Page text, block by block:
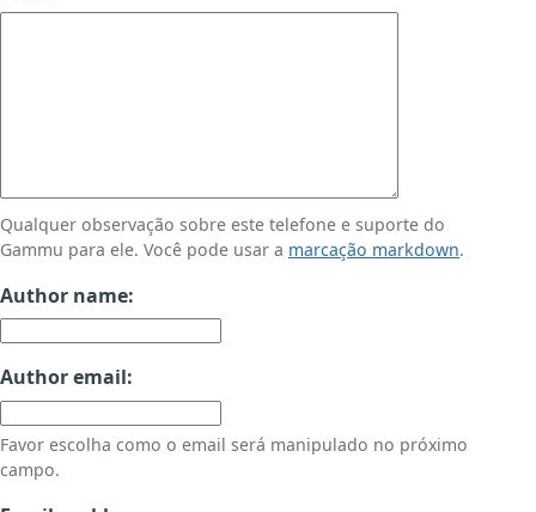
Qualquer observação sobre este telefone e suporte do
Gammu para ele. Você pode usar a marcação markdown.
Author name:
Author email:
Favor escolha como o email será manipulado no próximo
campo.